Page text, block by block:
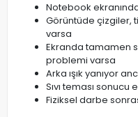
Notebook
Görüntüde çizgiler,
varsa
Ekranda tamamen
problemi varsa
Arka ışık yanıyor
Sıvı teması
Fiziksel darbe